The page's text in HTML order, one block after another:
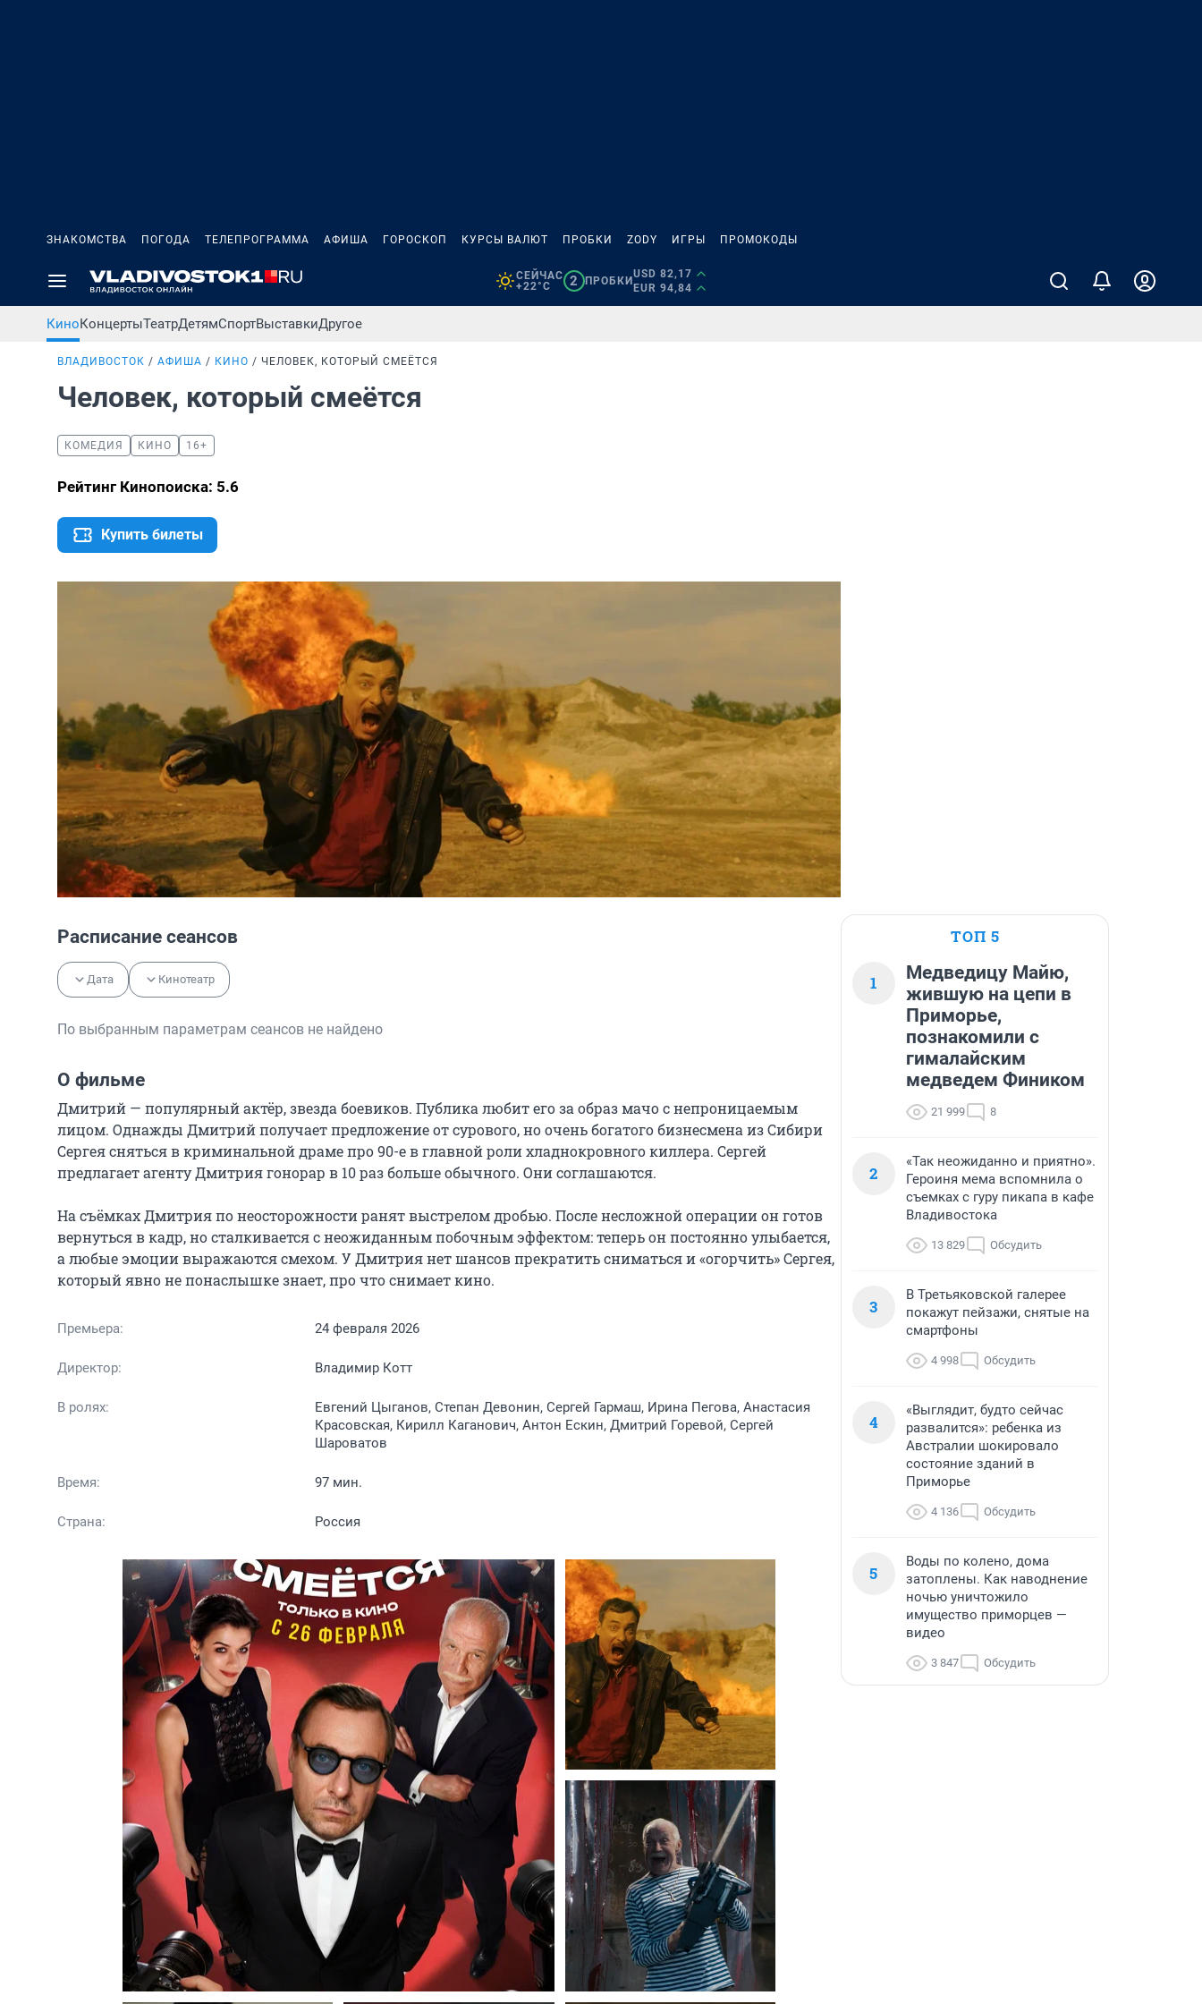
ЗНАКОМСТВА ПОГОДА ТЕЛЕПРОГРАММА АФИША ГОРОСКОП КУРСЫ ВАЛЮТ ПРОБКИ ZODY ИГРЫ ПРОМОКОДЫ
СЕЙЧАС
+22°C
2 ПРОБКИ
USD 82,17
EUR 94,84
КиноКонцертыТеатрДетямСпортВыставкиДругое
ВЛАДИВОСТОК АФИША КИНО ЧЕЛОВЕК, КОТОРЫЙ СМЕЁТСЯ
Человек, который смеётся
КОМЕДИЯ КИНО 16+
Рейтинг Кинопоиска: 5.6
Купить билеты
Расписание сеансов
Дата Кинотеатр
По выбранным параметрам сеансов не найдено
О фильме
Дмитрий — популярный актёр, звезда боевиков. Публика любит его за образ мачо с непроницаемым
лицом. Однажды Дмитрий получает предложение от сурового, но очень богатого бизнесмена из Сибири
Сергея сняться в криминальной драме про 90-е в главной роли хладнокровного киллера. Сергей
предлагает агенту Дмитрия гонорар в 10 раз больше обычного. Они соглашаются.
На съёмках Дмитрия по неосторожности ранят выстрелом дробью. После несложной операции он готов
вернуться в кадр, но сталкивается с неожиданным побочным эффектом: теперь он постоянно улыбается,
а любые эмоции выражаются смехом. У Дмитрия нет шансов прекратить сниматься и «огорчить» Сергея,
который явно не понаслышке знает, про что снимает кино.
Премьера: 24 февраля 2026
Директор: Владимир Котт
В ролях:
Евгений Цыганов, Степан Девонин, Сергей Гармаш, Ирина Пегова, Анастасия
Красовская, Кирилл Каганович, Антон Ескин, Дмитрий Горевой, Сергей
Шароватов
Время: 97 мин.
Страна: Россия
ТОП 5
1
Медведицу Майю,
жившую на цепи в
Приморье,
познакомили с
гималайским
медведем Фиником
21 999 8
2
«Так неожиданно и приятно».
Героиня мема вспомнила о
съемках с гуру пикапа в кафе
Владивостока
13 829 Обсудить
3
В Третьяковской галерее
покажут пейзажи, снятые на
смартфоны
4 998 Обсудить
4
«Выглядит, будто сейчас
развалится»: ребенка из
Австралии шокировало
состояние зданий в
Приморье
4 136 Обсудить
5
Воды по колено, дома
затоплены. Как наводнение
ночью уничтожило
имущество приморцев —
видео
3 847 Обсудить